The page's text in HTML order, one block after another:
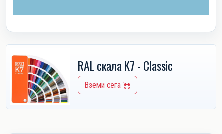
RAL скала K7 - Classic
Вземи сега